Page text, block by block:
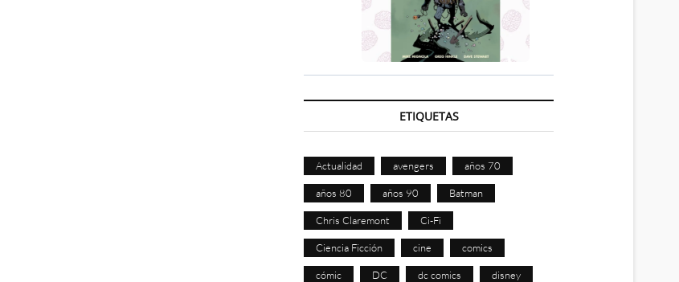
ETIQUETAS
Actualidad avengers años 70
años 80 años 90 Batman
Chris Claremont Ci-Fi
Ciencia Ficción cine comics
cómic DC dc comics disney